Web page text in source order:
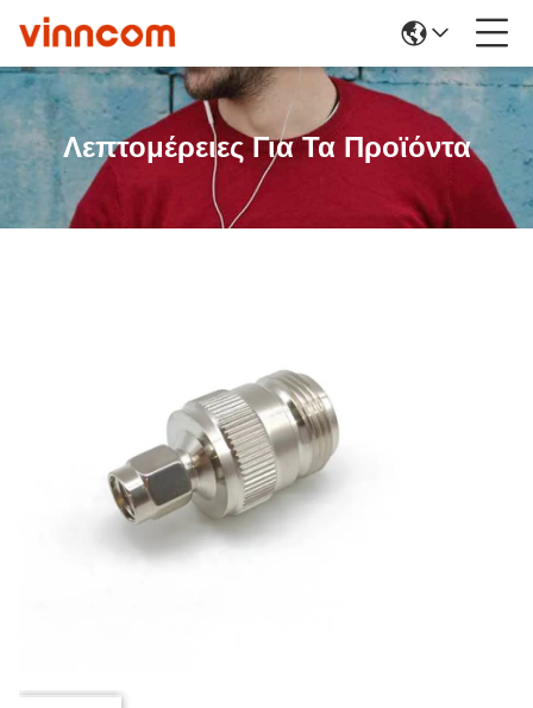
Λεπτομέρειες Για Τα Προϊόντα